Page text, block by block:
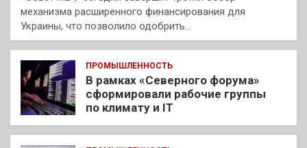
механизма расширенного финансирования для
Украины, что позволило одобрить…
ПРОМЫШЛЕННОСТЬ
В рамках «Северного форума»
сформировали рабочие группы
по климату и IT